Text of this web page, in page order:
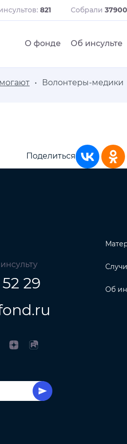
821 Собрали
О фонде Об инсульте
Волонтеры-медики
Поделиться
29
Об